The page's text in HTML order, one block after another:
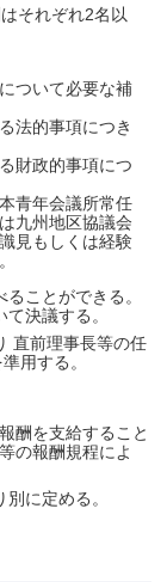
それぞれ2名以
ついて必要な補
法的事項につき
財政的事項につ
青年会議所常任
九州地区協議会
見もしくは経験
ことができる。
決議する。
直前理事長等の任
用する。
酬を支給すること
の報酬規程によ
に定める。